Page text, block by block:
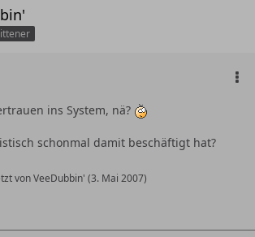
ins System, nä?
schonmal damit beschäftigt hat?
von VeeDubbin' (3. Mai 2007)